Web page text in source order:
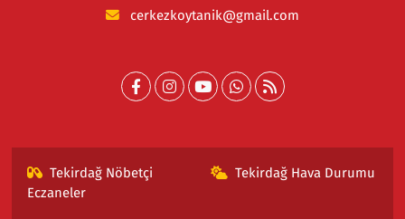
cerkezkoytanik@gmail.com
Tekirdağ Nöbetçi
Eczaneler
Tekirdağ Hava Durumu